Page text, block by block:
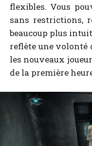
flexibles. Vous
sans restrictions,
beaucoup plus
reflète une volonté
les nouveaux
de la première